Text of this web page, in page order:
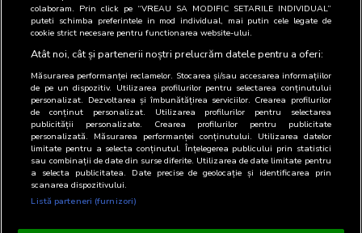
colaboram. Prin click pe “VREAU SA MODIFIC SETARILE INDIVIDUAL”
puteti schimba preferintele in mod individual, mai putin cele legate de
cookie strict necesare pentru functionarea website-ului.
Atât noi, cât și partenerii noștri prelucrăm datele pentru a oferi:
Măsurarea performanței reclamelor. Stocarea și/sau accesarea informațiilor
de pe un dispozitiv. Utilizarea profilurilor pentru selectarea conținutului
personalizat. Dezvoltarea și îmbunătățirea serviciilor. Crearea profilurilor
de conținut personalizat. Utilizarea profilurilor pentru selectarea
publicității personalizate. Crearea profilurilor pentru publicitate
personalizată. Măsurarea performanței conținutului. Utilizarea datelor
limitate pentru a selecta conținutul. Înțelegerea publicului prin statistici
sau combinații de date din surse diferite. Utilizarea de date limitate pentru
a selecta publicitatea. Date precise de geolocație și identificarea prin
scanarea dispozitivului.
Listă parteneri (furnizori)